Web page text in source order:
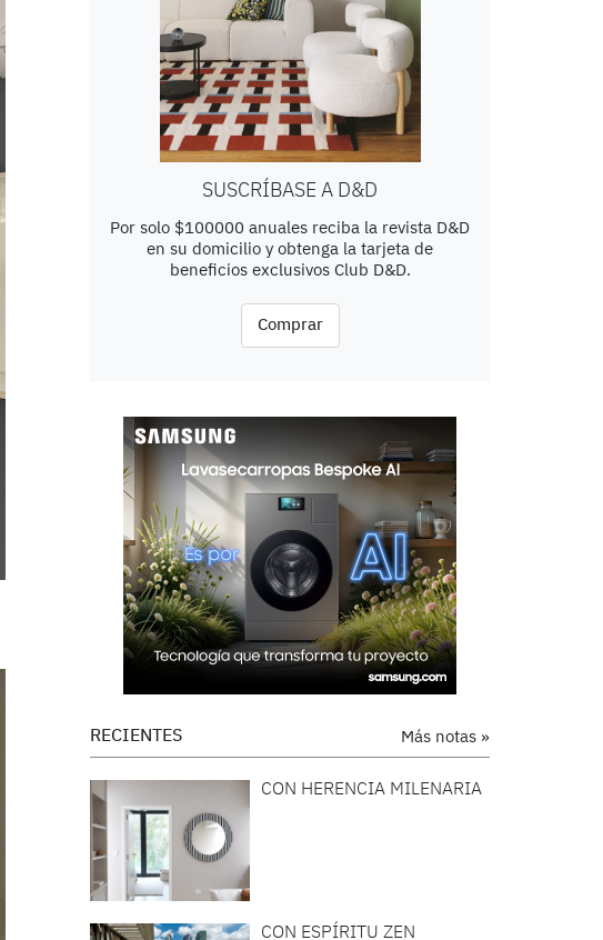
SUSCRÍBASE A D&D
Por solo $100000 anuales reciba la revista D&D
en su domicilio y obtenga la tarjeta de
beneficios exclusivos Club D&D.
Comprar
Más notas »
RECIENTES
CON HERENCIA MILENARIA
CON ESPÍRITU ZEN